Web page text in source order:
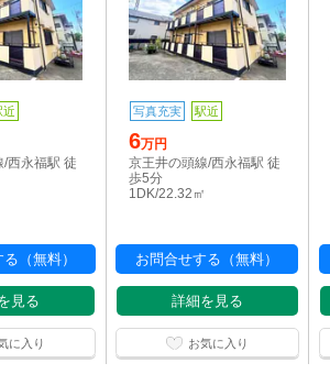
近
西永福駅 徒
（無料）
見る
に入り
写真充実 駅近
6万円
京王井の頭線/西永福駅 徒
歩5分
1DK/22.32㎡
お問合せする（無料）
詳細を見る
お気に入り